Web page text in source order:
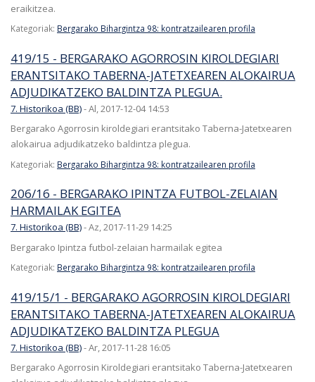
eraikitzea.
Kategoriak: Bergarako Bihargintza 98: kontratzailearen profila
419/15 - BERGARAKO AGORROSIN KIROLDEGIARI
ERANTSITAKO TABERNA-JATETXEAREN ALOKAIRUA
ADJUDIKATZEKO BALDINTZA PLEGUA.
7. Historikoa (BB)-Al, 2017-12-04 14:53
Bergarako Agorrosin kiroldegiari erantsitako Taberna-Jatetxearen
alokairua adjudikatzeko baldintza plegua.
Kategoriak: Bergarako Bihargintza 98: kontratzailearen profila
206/16 - BERGARAKO IPINTZA FUTBOL-ZELAIAN
HARMAILAK EGITEA
7. Historikoa (BB)-Az, 2017-11-29 14:25
Bergarako Ipintza futbol-zelaian harmailak egitea
Kategoriak: Bergarako Bihargintza 98: kontratzailearen profila
419/15/1 - BERGARAKO AGORROSIN KIROLDEGIARI
ERANTSITAKO TABERNA-JATETXEAREN ALOKAIRUA
ADJUDIKATZEKO BALDINTZA PLEGUA
7. Historikoa (BB)-Ar, 2017-11-28 16:05
Bergarako Agorrosin Kiroldegiari erantsitako Taberna-Jatetxearen